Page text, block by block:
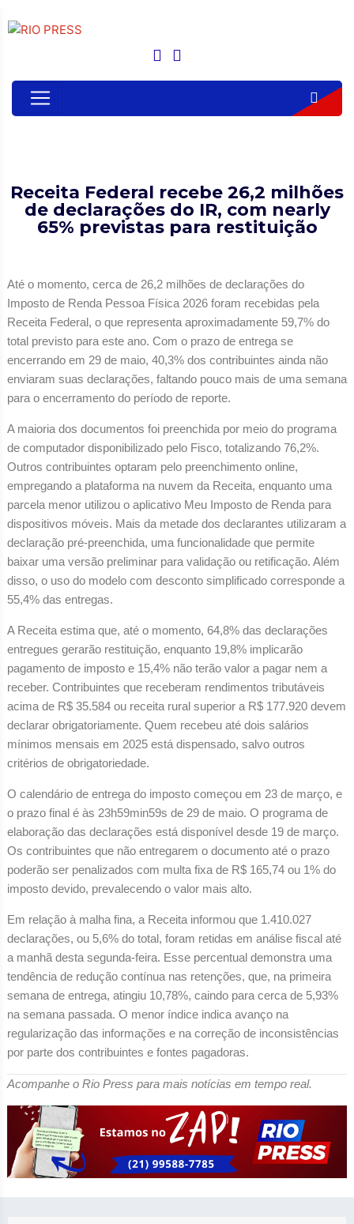
Receita Federal recebe 26,2 milhões
de declarações do IR, com nearly
65% previstas para restituição
Até o momento, cerca de 26,2 milhões de declarações do
Imposto de Renda Pessoa Física 2026 foram recebidas pela
Receita Federal, o que representa aproximadamente 59,7% do
total previsto para este ano. Com o prazo de entrega se
encerrando em 29 de maio, 40,3% dos contribuintes ainda não
enviaram suas declarações, faltando pouco mais de uma semana
para o encerramento do período de reporte.
A maioria dos documentos foi preenchida por meio do programa
de computador disponibilizado pelo Fisco, totalizando 76,2%.
Outros contribuintes optaram pelo preenchimento online,
empregando a plataforma na nuvem da Receita, enquanto uma
parcela menor utilizou o aplicativo Meu Imposto de Renda para
dispositivos móveis. Mais da metade dos declarantes utilizaram a
declaração pré-preenchida, uma funcionalidade que permite
baixar uma versão preliminar para validação ou retificação. Além
disso, o uso do modelo com desconto simplificado corresponde a
55,4% das entregas.
A Receita estima que, até o momento, 64,8% das declarações
entregues gerarão restituição, enquanto 19,8% implicarão
pagamento de imposto e 15,4% não terão valor a pagar nem a
receber. Contribuintes que receberam rendimentos tributáveis
acima de R$ 35.584 ou receita rural superior a R$ 177.920 devem
declarar obrigatoriamente. Quem recebeu até dois salários
mínimos mensais em 2025 está dispensado, salvo outros
critérios de obrigatoriedade.
O calendário de entrega do imposto começou em 23 de março, e
o prazo final é às 23h59min59s de 29 de maio. O programa de
elaboração das declarações está disponível desde 19 de março.
Os contribuintes que não entregarem o documento até o prazo
poderão ser penalizados com multa fixa de R$ 165,74 ou 1% do
imposto devido, prevalecendo o valor mais alto.
Em relação à malha fina, a Receita informou que 1.410.027
declarações, ou 5,6% do total, foram retidas em análise fiscal até
a manhã desta segunda-feira. Esse percentual demonstra uma
tendência de redução contínua nas retenções, que, na primeira
semana de entrega, atingiu 10,78%, caindo para cerca de 5,93%
na semana passada. O menor índice indica avanço na
regularização das informações e na correção de inconsistências
por parte dos contribuintes e fontes pagadoras.
Acompanhe o Rio Press para mais notícias em tempo real.